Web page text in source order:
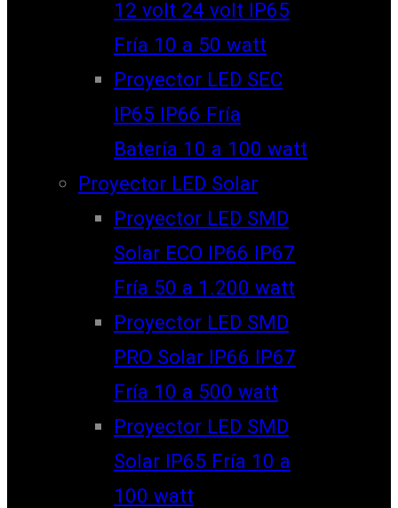
12 volt 24 volt IP65
Fría 10 a 50 watt
Proyector LED SEC
IP65 IP66 Fría
Batería 10 a 100 watt
Proyector LED Solar
Proyector LED SMD
Solar ECO IP66 IP67
Fría 50 a 1.200 watt
Proyector LED SMD
PRO Solar IP66 IP67
Fría 10 a 500 watt
Proyector LED SMD
Solar IP65 Fría 10 a
100 watt